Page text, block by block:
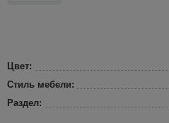
Цвет:
Стиль мебели:
Раздел: